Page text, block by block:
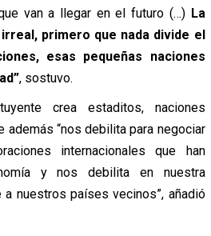
van a llegar en el futuro (…)La
primero que nada divide el
esas pequeñas naciones
, sostuvo.
crea estaditos, naciones
además “nos debilita para negociar
internacionales que han
y nos debilita en nuestra
a nuestros países vecinos”, añadió